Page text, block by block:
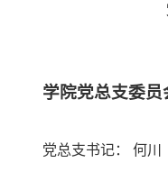
学院党总支委员
党总支书记： 何川